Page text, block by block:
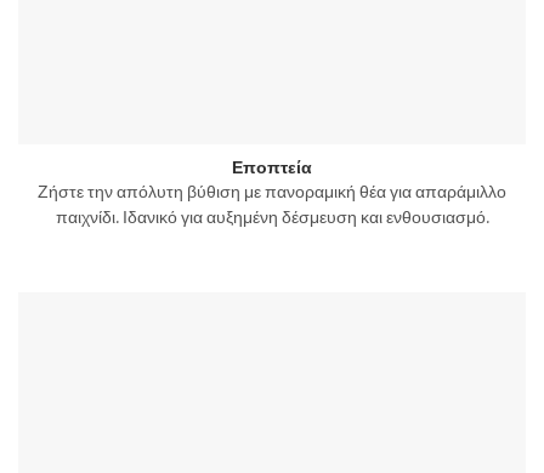
Εποπτεία
Ζήστε την απόλυτη βύθιση με πανοραμική θέα για απαράμιλλο
παιχνίδι. Ιδανικό για αυξημένη δέσμευση και ενθουσιασμό.